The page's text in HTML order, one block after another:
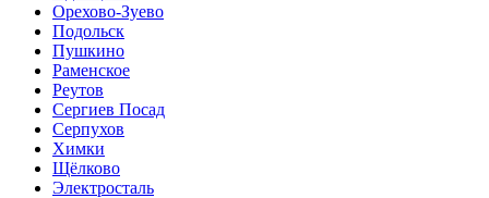
Орехово-Зуево
Подольск
Пушкино
Раменское
Реутов
Сергиев Посад
Серпухов
Химки
Щёлково
Электросталь